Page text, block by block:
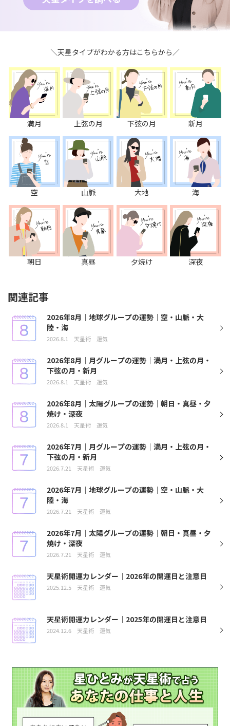
＼天星タイプがわかる方はこちらから／
満月 上弦の月 下弦の月 新月
空 山脈 大地 海
朝日 真昼 夕焼け 深夜
関連記事
2026年8月｜地球グループの運勢｜空・山脈・大
陸・海
2026.8.1 天星術 運気
2026年8月｜月グループの運勢｜満月・上弦の月・
下弦の月・新月
2026.8.1 天星術 運気
2026年8月｜太陽グループの運勢｜朝日・真昼・夕
焼け・深夜
2026.8.1 天星術 運気
2026年7月｜月グループの運勢｜満月・上弦の月・
下弦の月・新月
2026.7.21 天星術 運気
2026年7月｜地球グループの運勢｜空・山脈・大
陸・海
2026.7.21 天星術 運気
2026年7月｜太陽グループの運勢｜朝日・真昼・夕
焼け・深夜
2026.7.21 天星術 運気
天星術開運カレンダー｜2026年の開運日と注意日
2025.12.5 天星術 運気
天星術開運カレンダー｜2025年の開運日と注意日
2024.12.6 天星術 運気